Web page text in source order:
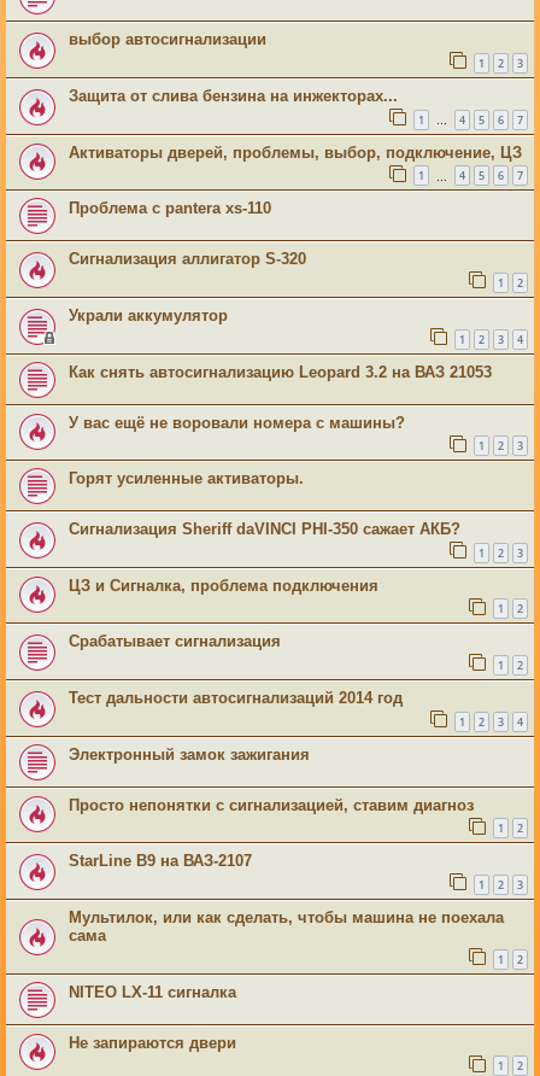
выбор автосигнализации
1 2 3
Защита от слива бензина на инжекторах...
1 … 4 5 6 7
Активаторы дверей, проблемы, выбор, подключение, ЦЗ
1 4 5 6 7
Проблема с pantera xs-110
Сигнализация аллигатор S-320
1 2
Украли аккумулятор
1 2 3 4
Как снять автосигнализацию Leopard 3.2 на ВАЗ 21053
У вас ещё не воровали номера с машины?
1 2 3
Горят усиленные активаторы.
Сигнализация Sheriff daVINCI PHI-350 сажает АКБ?
1 2 3
ЦЗ и Сигналка, проблема подключения
1 2
Срабатывает сигнализация
1 2
Тест дальности автосигнализаций 2014 год
1 2 3 4
Электронный замок зажигания
Просто непонятки с сигнализацией, ставим диагноз
1 2
StarLine B9 на ВАЗ-2107
1 2 3
Мультилок, или как сделать, чтобы машина не поехала
сама
1 2
NITEO LX-11 сигналка
Не запираются двери
1 2